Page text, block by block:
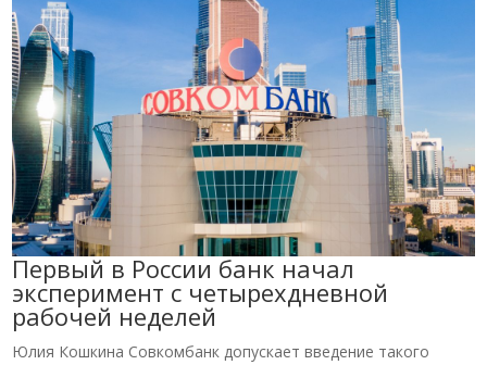
Первый в России банк начал
эксперимент с четырехдневной
рабочей неделей
Юлия Кошкина Совкомбанк допускает введение такого